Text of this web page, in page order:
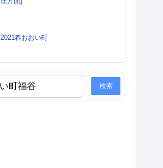
2021春おおい町
【釣り場紹介】福井県大飯郡おおい町犬
見埋立地